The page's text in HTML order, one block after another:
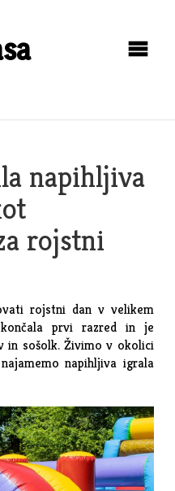
napihljiva
rojstni
rojstni dan v velikem
prvi razred in je
in sošolk. Živimo v okolici
napihljiva igrala